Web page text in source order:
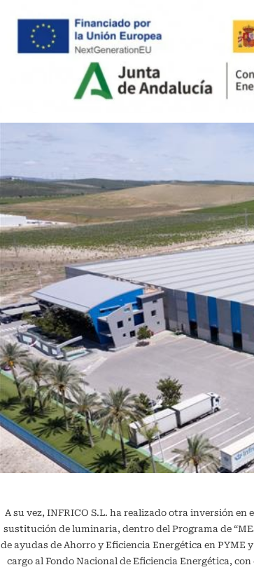
A su vez, INFRICO S.L. ha realizado otra inversión
sustitución de luminaria, dentro del Programa de
de ayudas de Ahorro y Eficiencia Energética en
cargo al Fondo Nacional de Eficiencia Energética,